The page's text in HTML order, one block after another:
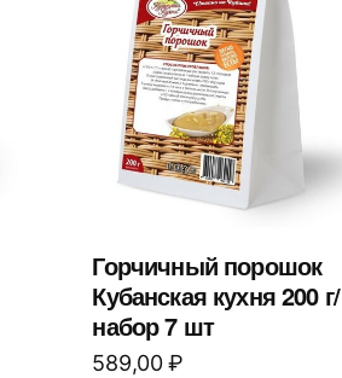
Горчичный порошок
Кубанская кухня 200 г/
набор 7 шт
589,00₽